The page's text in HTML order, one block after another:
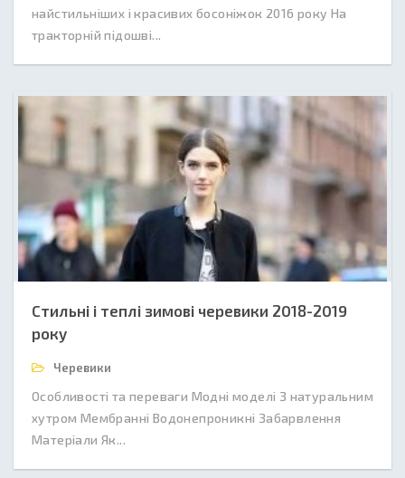
найстильніших і красивих босоніжок 2016 року На
тракторній підошві...
Стильні і теплі зимові черевики 2018-2019
року
Черевики
Особливості та переваги Модні моделі З натуральним
хутром Мембранні Водонепроникні Забарвлення
Матеріали Як...